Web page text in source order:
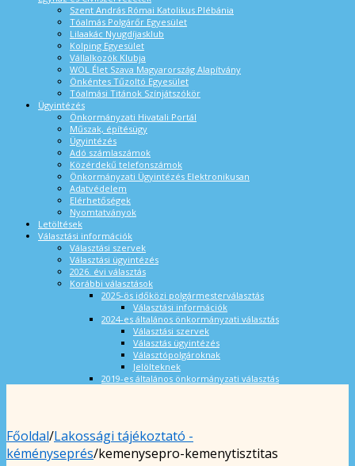
Szent András Római Katolikus Plébánia
Tóalmás Polgárőr Egyesület
Lilaakác Nyugdíjasklub
Kolping Egyesület
Vállalkozók Klubja
WOL Élet Szava Magyarország Alapítvány
Önkéntes Tűzoltó Egyesület
Tóalmási Titánok Színjátszókör
Ügyintézés
Önkormányzati Hivatali Portál
Műszak, építésügy
Ügyintézés
Adó számlaszámok
Közérdekű telefonszámok
Önkormányzati Ügyintézés Elektronikusan
Adatvédelem
Elérhetőségek
Nyomtatványok
Letöltések
Választási információk
Választási szervek
Választási ügyintézés
2026. évi választás
Korábbi választások
2025-ös időközi polgármesterválasztás
Választási információk
2024-es általános önkormányzati választás
Választási szervek
Választás ügyintézés
Választópolgároknak
Jelölteknek
2019-es általános önkormányzati választás
Főoldal/Lakossági tájékoztató -
kéményseprés/kemenysepro-kemenytisztitas